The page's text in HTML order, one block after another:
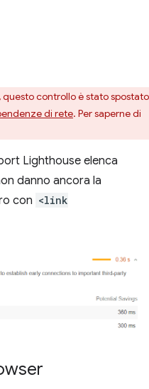
questo controllo è stato spostato
di rete. Per saperne di
Lighthouse elenca
danno ancora la
con <link